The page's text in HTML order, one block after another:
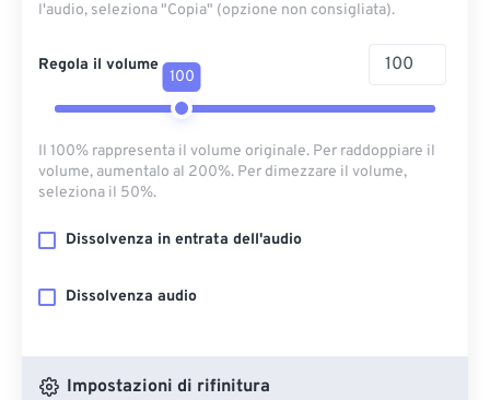
l'audio, seleziona "Copia" (opzione non consigliata).
Regola il volume
100
Il 100% rappresenta il volume originale. Per raddoppiare il
volume, aumentalo al 200%. Per dimezzare il volume,
seleziona il 50%.
Dissolvenza in entrata dell'audio
Dissolvenza audio
Impostazioni di rifinitura